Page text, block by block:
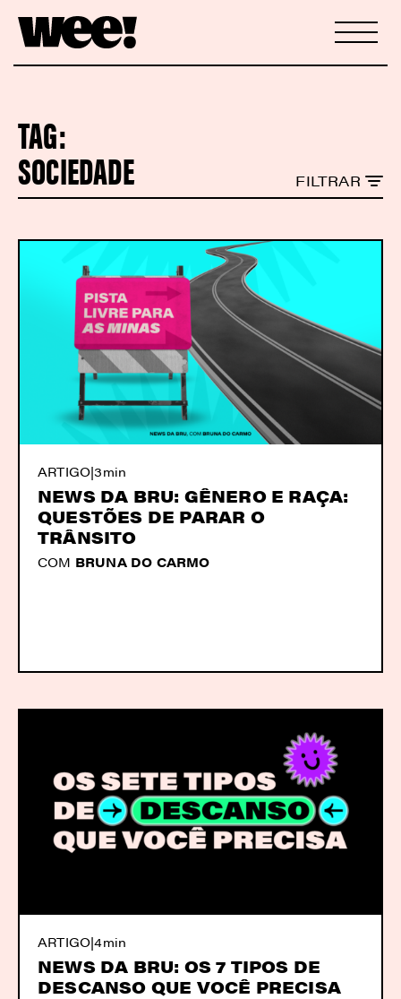
TAG:
SOCIEDADE FILTRAR
ARTIGO|3min
NEWS DA BRU: GÊNERO E RAÇA:
QUESTÕES DE PARAR O
TRÂNSITO
COM BRUNA DO CARMO
ARTIGO|4min
NEWS DA BRU: OS 7 TIPOS DE
DESCANSO QUE VOCÊ PRECISA